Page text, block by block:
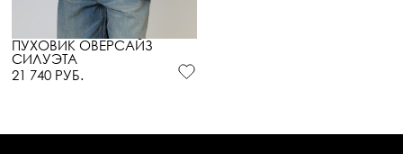
ПУХОВИК ОВЕРСАЙЗ
СИЛУЭТА
21 740 РУБ.